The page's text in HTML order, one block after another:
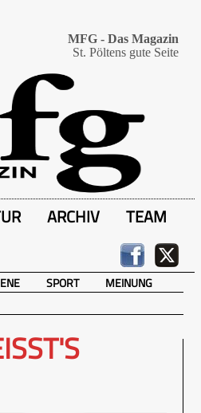
MFG - Das Magazin
St. Pöltens gute Seite
ARCHIV TEAM
SPORT MEINUNG